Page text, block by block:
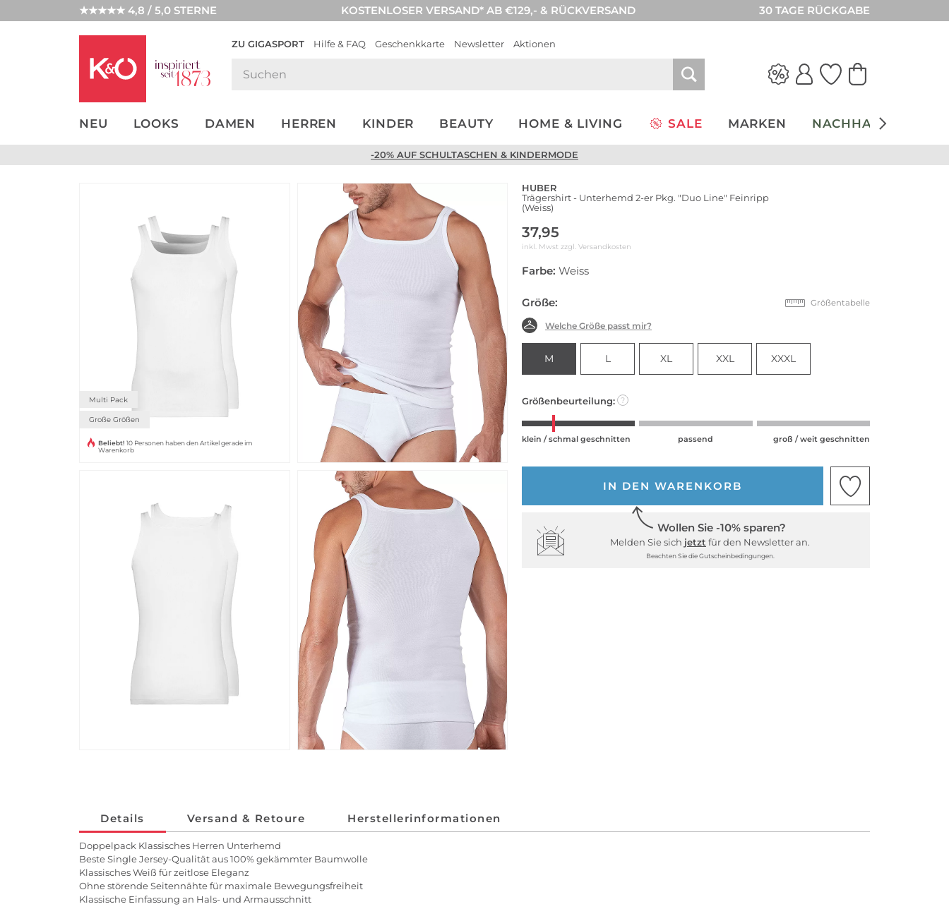
★★★★★ 4,8 / 5,0 STERNE KOSTENLOSER VERSAND* AB €129,- & RÜCKVERSAND 30 TAGE RÜCKGABE
ZU GIGASPORT Hilfe & FAQ Geschenkkarte Newsletter Aktionen
NEU LOOKS DAMEN HERREN KINDER BEAUTY HOME & LIVING SALE MARKEN NACHHALTIGKEIT
NEW IN
WEDDING
-20% AUF SCHULTASCHEN & KINDERMODE
Multi Pack
Große Größen
Beliebt! 10 Personen haben den Artikel gerade im
Warenkorb
HUBER
Trägershirt - Unterhemd 2-er Pkg. "Duo Line" Feinripp
(Weiss)
37,95
inkl. Mwst zzgl. Versandkosten
Farbe: Weiss
Größe: Größentabelle
Welche Größe passt mir?
M L XL XXL XXXL
Größenbeurteilung: ?
klein / schmal geschnitten passend groß / weit geschnitten
IN DEN WARENKORB
Wollen Sie -10% sparen?
Melden Sie sich jetzt für den Newsletter an.
Beachten Sie die Gutscheinbedingungen.
Details Versand & Retoure Herstellerinformationen
Doppelpack Klassisches Herren Unterhemd
Beste Single Jersey-Qualität aus 100% gekämmter Baumwolle
Klassisches Weiß für zeitlose Eleganz
Ohne störende Seitennähte für maximale Bewegungsfreiheit
Klassische Einfassung an Hals- und Armausschnitt